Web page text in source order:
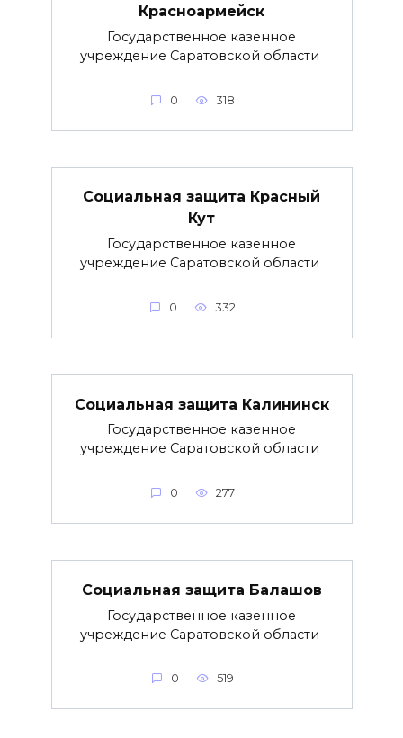
Красноармейск
Государственное казенное
учреждение Саратовской области
0 318
Социальная защита Красный
Кут
Государственное казенное
учреждение Саратовской области
0 332
Социальная защита Калининск
Государственное казенное
учреждение Саратовской области
0 277
Социальная защита Балашов
Государственное казенное
учреждение Саратовской области
0 519